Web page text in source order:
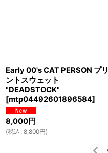
Early 00's CAT PERSON プリ
ントスウェット
"DEADSTOCK"
[mtp04492601896584]
8,000円
(税込 : 8,800円)